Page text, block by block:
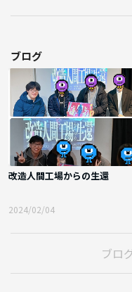
ブログ
改造人間工場からの生還
2024/02/04
ブロ